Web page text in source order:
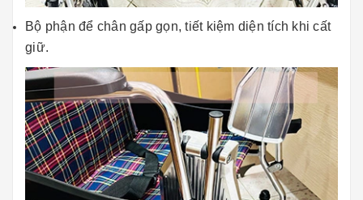
Bộ phận để chân gấp gọn, tiết kiệm diện tích khi cất
giữ.